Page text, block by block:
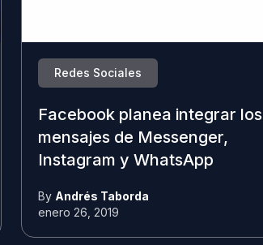
Redes Sociales
Facebook planea integrar los
mensajes de Messenger,
Instagram y WhatsApp
By Andrés Taborda
enero 26, 2019